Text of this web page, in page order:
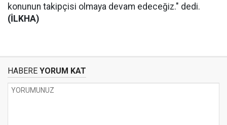
konunun takipçisi olmaya devam edeceğiz." dedi.
(İLKHA)
HABERE YORUM KAT